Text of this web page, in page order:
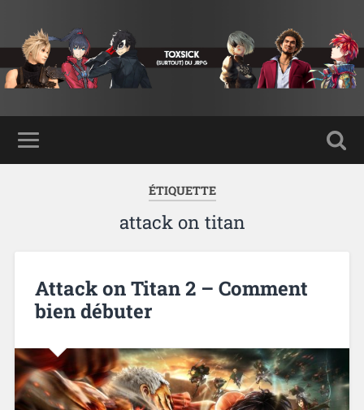
ÉTIQUETTE
attack on titan
Attack on Titan 2 – Comment
bien débuter